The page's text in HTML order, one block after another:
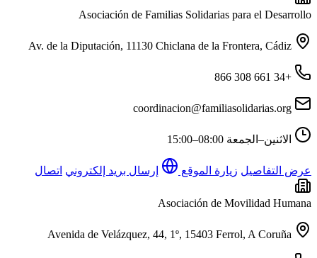
Asociación de Familias Solidarias para el Desarrollo
Av. de la Diputación, 11130 Chiclana de la Frontera, Cádiz
+34 661 308 866
coordinacion@familiasolidarias.org
الاثنين–الجمعة 08:00–15:00
عرض التفاصيل زيارة الموقع إرسال بريد إلكتروني اتصال
Asociación de Movilidad Humana
Avenida de Velázquez, 44, 1º, 15403 Ferrol, A Coruña